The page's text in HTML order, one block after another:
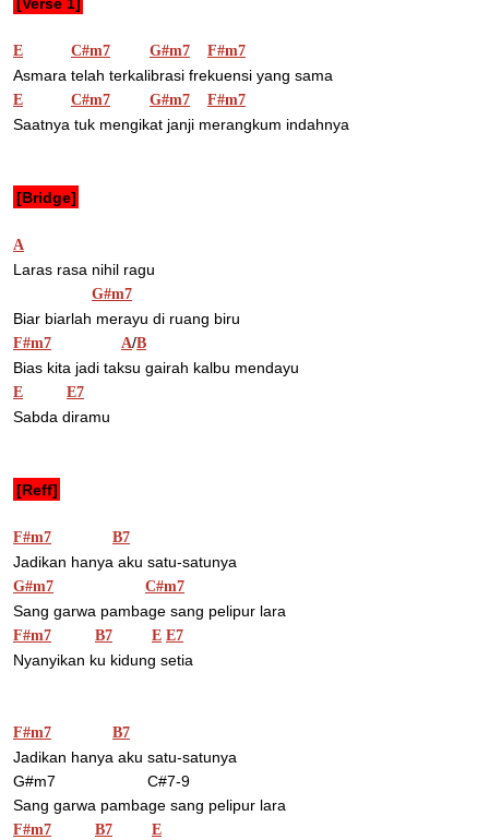
E C#m7 G#m7 F#m7
Asmara telah terkalibrasi frekuensi yang sama
E C#m7 G#m7 F#m7
Saatnya tuk mengikat janji merangkum indahnya
[Bridge]
A
Laras rasa nihil ragu
G#m7
Biar biarlah merayu di ruang biru
F#m7 A/B
Bias kita jadi taksu gairah kalbu mendayu
E E7
Sabda diramu
[Reff]
F#m7 B7
Jadikan hanya aku satu-satunya
G#m7 C#m7
Sang garwa pambage sang pelipur lara
F#m7 B7 E E7
Nyanyikan ku kidung setia
F#m7 B7
Jadikan hanya aku satu-satunya
G#m7                     C#7-9
Sang garwa pambage sang pelipur lara
F#m7 B7 E